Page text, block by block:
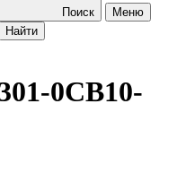
Поиск Меню
0CB10-